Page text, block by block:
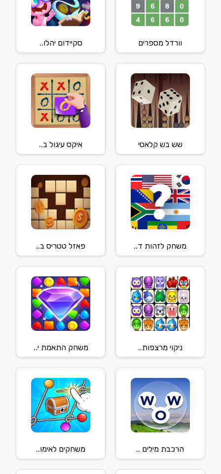
וורדל מספרים סקיידום יהלו..
שש בש קלאסי איקס עיגול ב..
משחק לזהות ד.. פאזל טטריס ב..
ניקוי מרצפות.. משחק התאמת י..
הרכבת מילים .. משחקים לאימו..